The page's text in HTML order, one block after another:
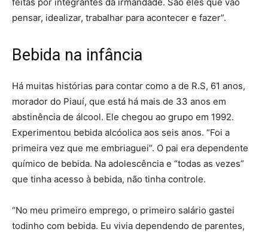
pensar, idealizar, trabalhar para acontecer e fazer”.
Bebida na infância
Há muitas histórias para contar como a de R.S, 61 anos,
morador do Piauí, que está há mais de 33 anos em
abstinência de álcool. Ele chegou ao grupo em 1992.
Experimentou bebida alcóolica aos seis anos. “Foi a
primeira vez que me embriaguei”. O pai era dependente
químico de bebida. Na adolescência e “todas as vezes”
que tinha acesso à bebida, não tinha controle.
“No meu primeiro emprego, o primeiro salário gastei
todinho com bebida. Eu vivia dependendo de parentes,